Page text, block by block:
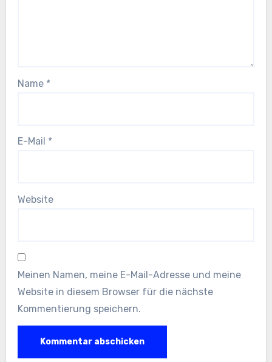
Name *
E-Mail *
Website
Meinen Namen, meine E-Mail-Adresse und meine
Website in diesem Browser für die nächste
Kommentierung speichern.